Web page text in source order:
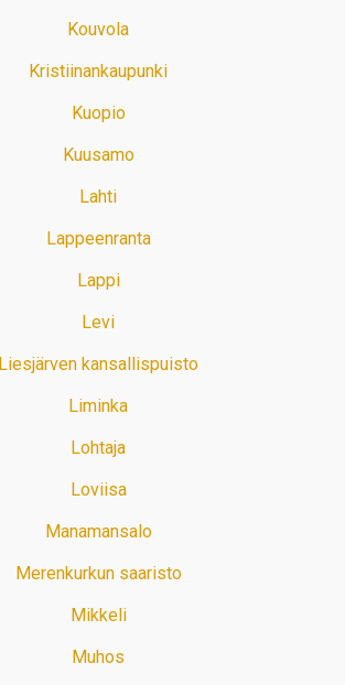
Kouvola
Kristiinankaupunki
Kuopio
Kuusamo
Lahti
Lappeenranta
Lappi
Levi
Liesjärven kansallispuisto
Liminka
Lohtaja
Loviisa
Manamansalo
Merenkurkun saaristo
Mikkeli
Muhos